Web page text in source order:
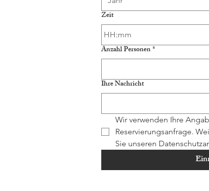
Zeit
:
Anzahl Personen*
Ihre Nachricht
Wir verwenden Ihre
Reservierungsanfrage.
Sie unseren